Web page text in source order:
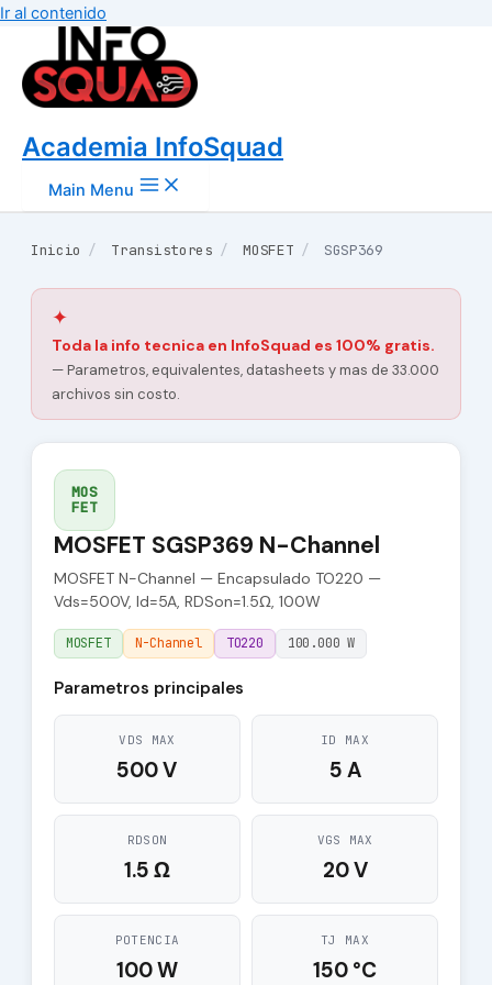
Ir al contenido
Academia InfoSquad
Main Menu
Inicio / Transistores / MOSFET / SGSP369
✦
Toda la info tecnica en InfoSquad es 100% gratis.
— Parametros, equivalentes, datasheets y mas de 33.000
archivos sin costo.
MOS
FET
MOSFET SGSP369 N-Channel
MOSFET N-Channel — Encapsulado TO220 —
Vds=500V, Id=5A, RDSon=1.5Ω, 100W
MOSFET N-Channel TO220 100.000 W
Parametros principales
VDS MAX
500 V
ID MAX
5 A
RDSON
1.5 Ω
VGS MAX
20 V
POTENCIA
100 W
TJ MAX
150 °C